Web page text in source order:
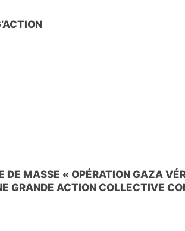
DE MASSE « OPÉRATION GAZA
GRANDE ACTION COLLECTIVE